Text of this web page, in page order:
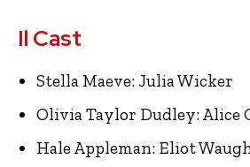
Il Cast
Stella Maeve: Julia Wicker
Olivia Taylor Dudley: Alice
Hale Appleman: Eliot